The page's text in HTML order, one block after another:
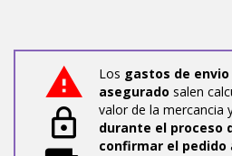
Los gastos de
asegurado salen
valor de la mercancia
durante el proceso
confirmar el pedido